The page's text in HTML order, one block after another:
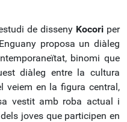
de disseny Kocori per
proposa un diàleg
binomi que
diàleg entre la cultura
veiem en la figura central,
vestit amb roba actual i
joves que participen en